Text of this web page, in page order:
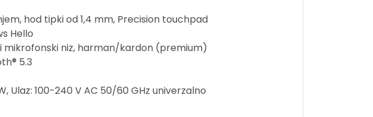
hod tipki od 1,4 mm, Precision touchpad
Hello
mikrofonski niz, harman/kardon (premium)
5.3
Ulaz: 100-240 V AC 50/60 GHz univerzalno